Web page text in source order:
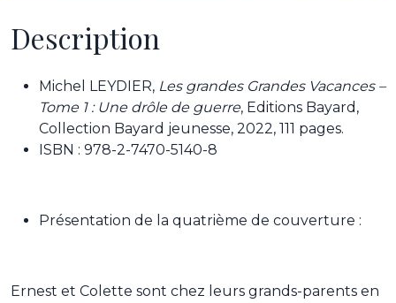
Description
Michel LEYDIER, Les grandes Grandes Vacances –
Tome 1 : Une drôle de guerre, Editions Bayard,
Collection Bayard jeunesse, 2022, 111 pages.
ISBN : 978-2-7470-5140-8
Présentation de la quatrième de couverture :
Ernest et Colette sont chez leurs grands-parents en